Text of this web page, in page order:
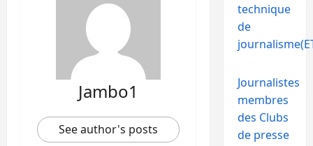
Jambo1
See author's posts
technique
de
Journalistes
membres
des Clubs
de presse